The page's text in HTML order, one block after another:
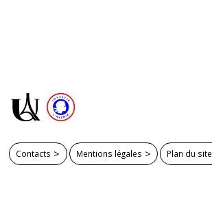
Contacts Mentions légales Plan du site